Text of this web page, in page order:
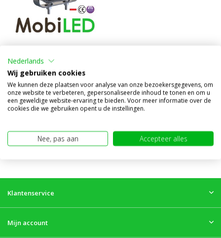
rood
Vergelijk
Op voorraad
€69,95 €39,95
(€33,02 excl. BTW)
Klantenservice
Mijn account
Nederlands
Wij gebruiken cookies
We kunnen deze plaatsen voor analyse van onze bezoekersgegevens, om
onze website te verbeteren, gepersonaliseerde inhoud te tonen en om u
een geweldige website-ervaring te bieden. Voor meer informatie over de
cookies die we gebruiken opent u de instellingen.
Nee, pas aan Accepteer alles